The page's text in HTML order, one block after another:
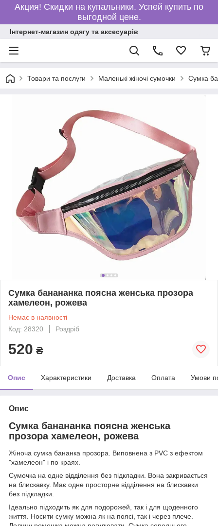
Акция! Скидки на купальники. Успей купить по
выгодной цене.
Інтернет-магазин одягу та аксесуарів
Товари та послуги Маленькі жіночі сумочки Сумка
Сумка банананка поясна женська прозора
хамелеон, рожева
Немає в наявності
Код: 28320
Роздріб
520 ₴
Опис Характеристики Доставка Оплата Умови
Опис
Сумка банананка поясна женська
прозора хамелеон, рожева
Жіноча сумка бананка прозора. Виповнена з PVC з ефектом
"хамелеон" і по краях.
Сумочка на одне відділення без підкладки. Вона закривається
на блискавку. Має одне просторне відділення на блискавки
без підкладки.
Ідеально підходить як для подорожей, так і для щоденного
життя. Носити сумку можна як на поясі, так і через плече.